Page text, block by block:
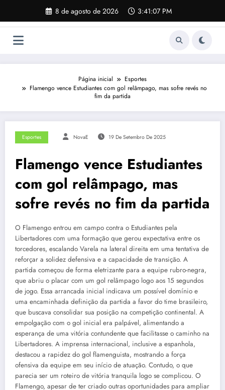
o
8 de agosto de 2026 3:41:08 PM
Página inicial
Esportes
Flamengo vence Estudiantes com gol relâmpago, mas sofre revés no
fim da partida
Esportes NovaE 19 De Setembro De 2025
Flamengo vence Estudiantes
com gol relâmpago, mas
sofre revés no fim da partida
O Flamengo entrou em campo contra o Estudiantes pela
Libertadores com uma formação que gerou expectativa entre os
torcedores, escalando Varela na lateral direita em uma tentativa de
reforçar a solidez defensiva e a capacidade de transição. A
partida começou de forma eletrizante para a equipe rubro-negra,
que abriu o placar com um gol relâmpago logo aos 15 segundos
de jogo. Essa arrancada inicial indicava um possível domínio e
uma encaminhada definição da partida a favor do time brasileiro,
que buscava consolidar sua posição na competição continental. A
empolgação com o gol inicial era palpável, alimentando a
esperança de uma vitória contundente que facilitasse o caminho na
Libertadores. A imprensa internacional, inclusive a espanhola,
destacou a rapidez do gol flamenguista, mostrando a força
ofensiva da equipe em seu início de atuação. Contudo, o que
parecia ser um roteiro de vitória tranquila logo se complicou. O
Flamengo, apesar de ter criado outras oportunidades para ampliar